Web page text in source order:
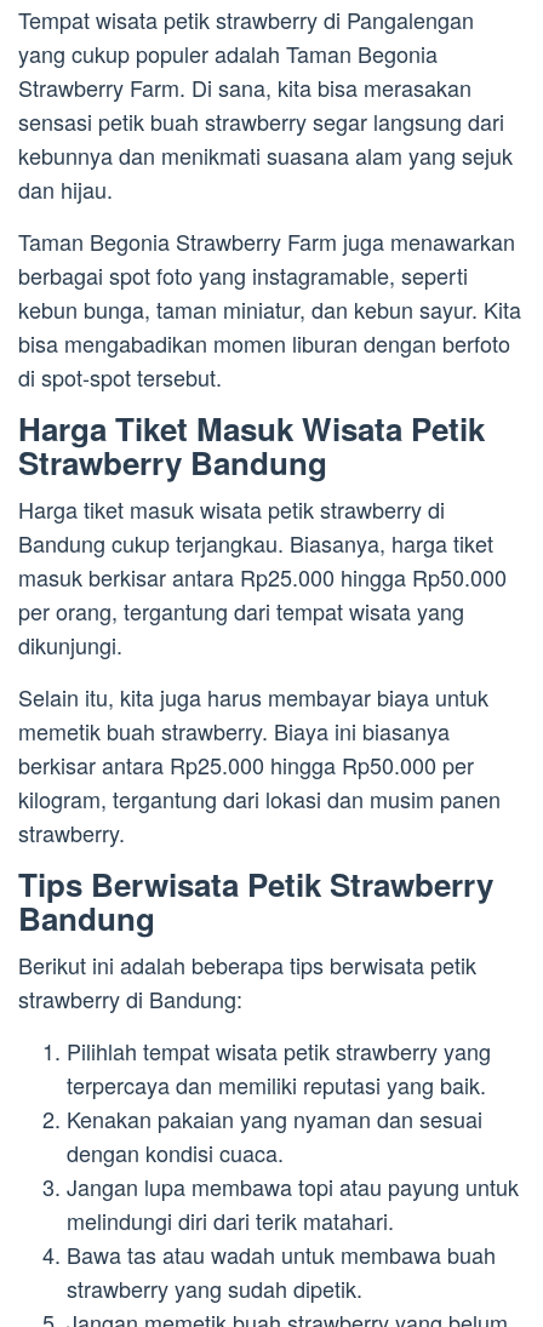
Tempat wisata petik strawberry di Pangalengan
yang cukup populer adalah Taman Begonia
Strawberry Farm. Di sana, kita bisa merasakan
sensasi petik buah strawberry segar langsung dari
kebunnya dan menikmati suasana alam yang sejuk
dan hijau.
Taman Begonia Strawberry Farm juga menawarkan
berbagai spot foto yang instagramable, seperti
kebun bunga, taman miniatur, dan kebun sayur. Kita
bisa mengabadikan momen liburan dengan berfoto
di spot-spot tersebut.
Harga Tiket Masuk Wisata Petik
Strawberry Bandung
Harga tiket masuk wisata petik strawberry di
Bandung cukup terjangkau. Biasanya, harga tiket
masuk berkisar antara Rp25.000 hingga Rp50.000
per orang, tergantung dari tempat wisata yang
dikunjungi.
Selain itu, kita juga harus membayar biaya untuk
memetik buah strawberry. Biaya ini biasanya
berkisar antara Rp25.000 hingga Rp50.000 per
kilogram, tergantung dari lokasi dan musim panen
strawberry.
Tips Berwisata Petik Strawberry
Bandung
Berikut ini adalah beberapa tips berwisata petik
strawberry di Bandung:
Pilihlah tempat wisata petik strawberry yang
terpercaya dan memiliki reputasi yang baik.
Kenakan pakaian yang nyaman dan sesuai
dengan kondisi cuaca.
Jangan lupa membawa topi atau payung untuk
melindungi diri dari terik matahari.
Bawa tas atau wadah untuk membawa buah
strawberry yang sudah dipetik.